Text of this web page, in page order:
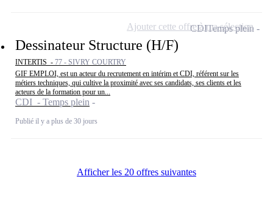
Dessinateur Structure (H/F)
INTERTIS - 77 - SIVRY COURTRY
GIF EMPLOI, est un acteur du recrutement en intérim et CDI, référent sur les
métiers techniques, qui cultive la proximité avec ses candidats, ses clients et les
acteurs de la formation pour un...
CDI - Temps plein
Publié il y a plus de 30 jours
CDITemps plein
Ajouter cette offre à ma sélection
Afficher les 20 offres suivantes